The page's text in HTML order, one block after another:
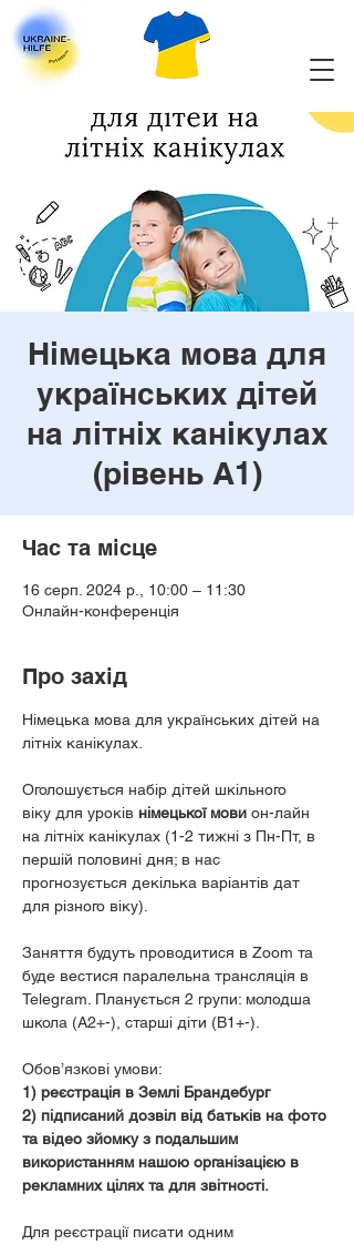
Німецька мова для
українських дітей
на літніх канікулах
(рівень А1)
Час та місце
16 серп. 2024 р., 10:00 – 11:30
Онлайн-конференція
Про захід
Німецька мова для українських дітей на
літніх канікулах.
Оголошується набір дітей шкільного
віку для уроків німецької мови он-лайн
на літніх канікулах (1-2 тижні з Пн-Пт, в
першій половині дня; в нас
прогнозується декілька варіантів дат
для різного віку).
Заняття будуть проводитися в Zoom та
буде вестися паралельна трансляція в
Telegram. Планується 2 групи: молодша
школа (А2+-), старші діти (В1+-).
1) реєстрація в Землі Брандебург
2) підписаний дозвіл від батьків на фото
та відео зйомку з подальшим
використанням нашою організацією в
рекламних цілях та для звітності.
Для реєстрації писати одним